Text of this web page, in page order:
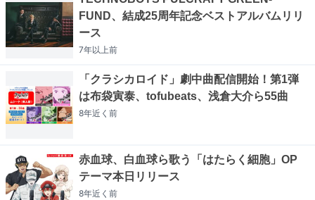
FUND、結成25周年記念ベストアルバムリリ
ース
7年以上前
「クラシカロイド」劇中曲配信開始！第1弾
は布袋寅泰、tofubeats、浅倉大介ら55曲
8年近く 前
赤血球、白血球ら歌う「はたらく細胞」OP
テーマ本日リリース
8年近く 前